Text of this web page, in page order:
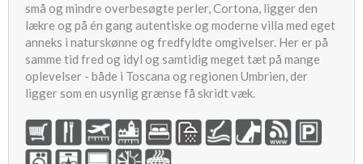
små og mindre overbesøgte perler, Cortona, ligger den
lækre og på én gang autentiske og moderne villa med eget
anneks i naturskønne og fredfyldte omgivelser. Her er på
samme tid fred og idyl og samtidig meget tæt på mange
oplevelser - både i Toscana og regionen Umbrien, der
ligger som en usynlig grænse få skridt væk.